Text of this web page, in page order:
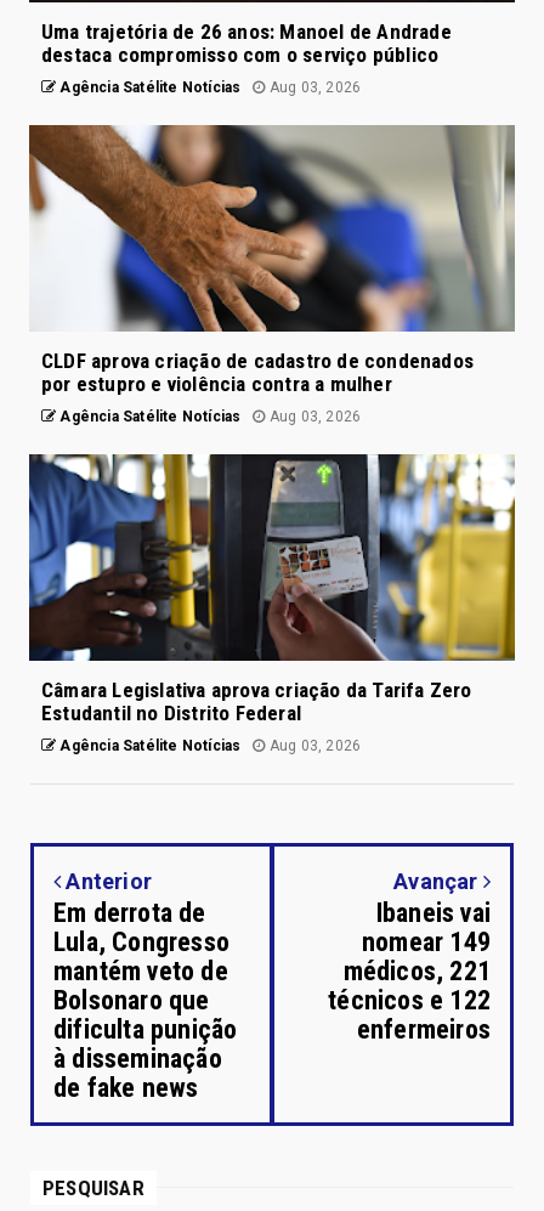
Uma trajetória de 26 anos: Manoel de Andrade
destaca compromisso com o serviço público
Agência Satélite Notícias Aug 03, 2026
CLDF aprova criação de cadastro de condenados
por estupro e violência contra a mulher
Agência Satélite Notícias Aug 03, 2026
Câmara Legislativa aprova criação da Tarifa Zero
Estudantil no Distrito Federal
Agência Satélite Notícias Aug 03, 2026
Anterior
Em derrota de
Lula, Congresso
mantém veto de
Bolsonaro que
dificulta punição
à disseminação
de fake news
Avançar
Ibaneis vai
nomear 149
médicos, 221
técnicos e 122
enfermeiros
PESQUISAR